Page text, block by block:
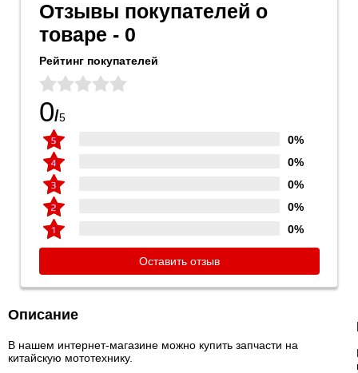
Отзывы покупателей о
товаре - 0
Рейтинг покупателей
0/5
0%
0%
0%
0%
0%
Оставить отзыв
Описание
В нашем интернет-магазине можно купить запчасти на
китайскую мототехнику.